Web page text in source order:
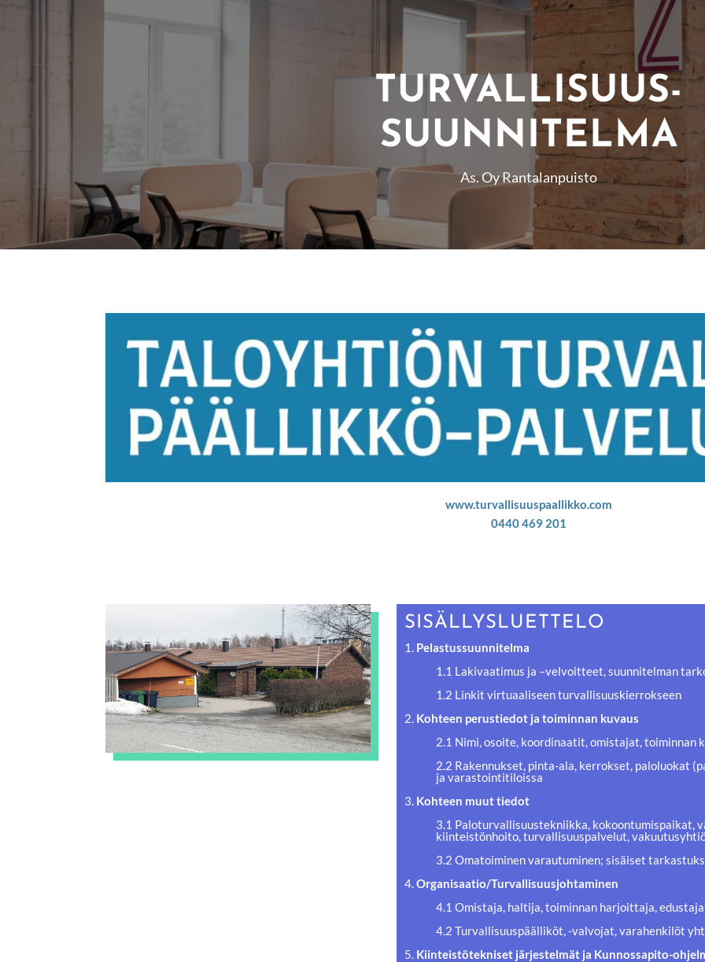
TURVALLISUUS-
SUUNNITELMA
As. Oy Rantalanpuisto
www.turvallisuuspaallikko.com
0440 469 201
SISÄLLYSLUETTELO
1. Pelastussuunnitelma
1.1 Lakivaatimus ja –velvoitteet, suunnitelman
1.2 Linkit virtuaaliseen turvallisuuskierrokseen
2. Kohteen perustiedot ja toiminnan kuvaus
2.1 Nimi, osoite, koordinaatit, omistajat, toiminnan
2.2 Rakennukset, pinta-ala, kerrokset, paloluokat
ja varastointitiloissa
3. Kohteen muut tiedot
3.1 Paloturvallisuustekniikka, kokoontumispaikat,
kiinteistönhoito, turvallisuuspalvelut,
3.2 Omatoiminen varautuminen; sisäiset
4.Organisaatio/Turvallisuusjohtaminen
4.1 Omistaja, haltija, toiminnan harjoittaja,
4.2 Turvallisuuspäälliköt, -valvojat, varahenkilöt
5. Kiinteistötekniset järjestelmät ja Kunnossapito-